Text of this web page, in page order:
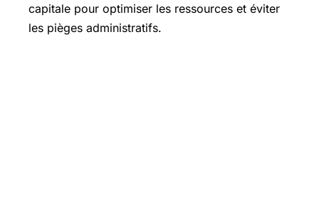
capitale pour optimiser les ressources et éviter
les pièges administratifs.